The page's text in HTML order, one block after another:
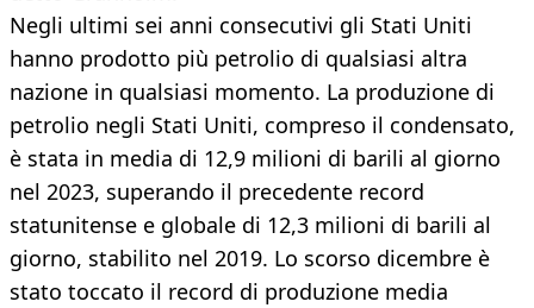
Negli ultimi sei anni consecutivi gli Stati Uniti
hanno prodotto più petrolio di qualsiasi altra
nazione in qualsiasi momento. La produzione di
petrolio negli Stati Uniti, compreso il condensato,
è stata in media di 12,9 milioni di barili al giorno
nel 2023, superando il precedente record
statunitense e globale di 12,3 milioni di barili al
giorno, stabilito nel 2019. Lo scorso dicembre è
stato toccato il record di produzione media